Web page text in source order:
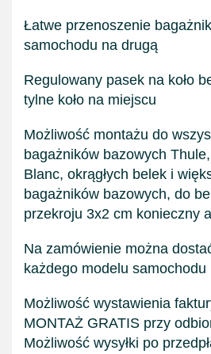
Łatwe przenoszenie
samochodu na drugą
Regulowany pasek na koło
tylne koło na miejscu
Możliwość montażu do
bagażników bazowych
Blanc, okrągłych belek i
bagażników bazowych, do
przekroju 3x2 cm konieczny
Na zamówienie można
każdego modelu samochodu
Możliwość wystawienia
MONTAŻ GRATIS przy
Możliwość wysyłki po